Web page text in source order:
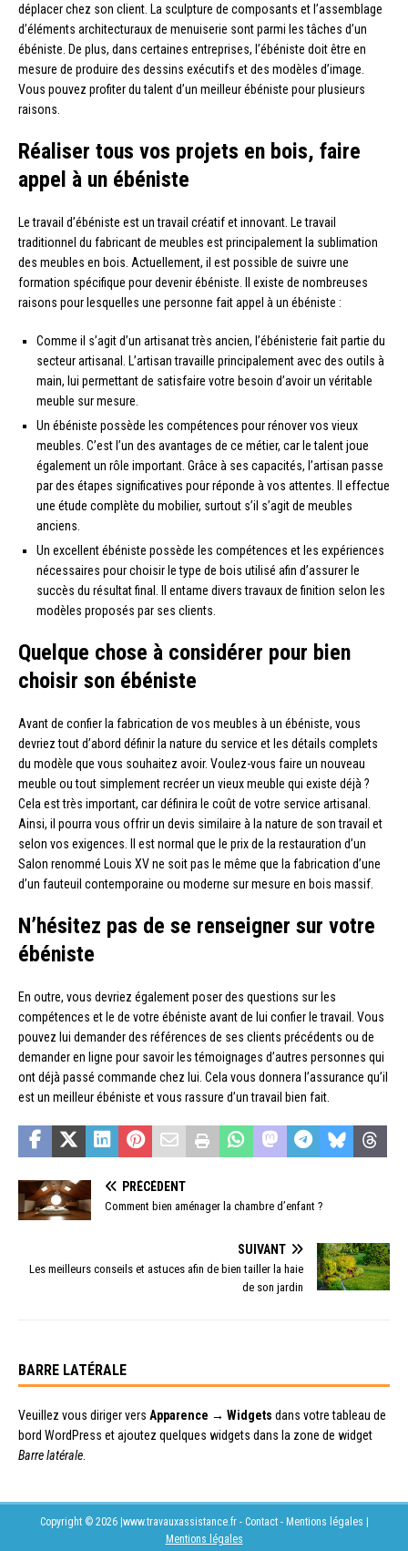
déplacer chez son client. La sculpture de composants et l’assemblage
d’éléments architecturaux de menuiserie sont parmi les tâches d’un
ébéniste. De plus, dans certaines entreprises, l’ébéniste doit être en
mesure de produire des dessins exécutifs et des modèles d’image.
Vous pouvez profiter du talent d’un meilleur ébéniste pour plusieurs
raisons.
Réaliser tous vos projets en bois, faire
appel à un ébéniste
Le travail d’ébéniste est un travail créatif et innovant. Le travail
traditionnel du fabricant de meubles est principalement la sublimation
des meubles en bois. Actuellement, il est possible de suivre une
formation spécifique pour devenir ébéniste. Il existe de nombreuses
raisons pour lesquelles une personne fait appel à un ébéniste :
Comme il s’agit d’un artisanat très ancien, l’ébénisterie fait partie du
secteur artisanal. L’artisan travaille principalement avec des outils à
main, lui permettant de satisfaire votre besoin d’avoir un véritable
meuble sur mesure.
Un ébéniste possède les compétences pour rénover vos vieux
meubles. C’est l’un des avantages de ce métier, car le talent joue
également un rôle important. Grâce à ses capacités, l’artisan passe
par des étapes significatives pour réponde à vos attentes. Il effectue
une étude complète du mobilier, surtout s’il s’agit de meubles
anciens.
Un excellent ébéniste possède les compétences et les expériences
nécessaires pour choisir le type de bois utilisé afin d’assurer le
succès du résultat final. Il entame divers travaux de finition selon les
modèles proposés par ses clients.
Quelque chose à considérer pour bien
choisir son ébéniste
Avant de confier la fabrication de vos meubles à un ébéniste, vous
devriez tout d’abord définir la nature du service et les détails complets
du modèle que vous souhaitez avoir. Voulez-vous faire un nouveau
meuble ou tout simplement recréer un vieux meuble qui existe déjà ?
Cela est très important, car définira le coût de votre service artisanal.
Ainsi, il pourra vous offrir un devis similaire à la nature de son travail et
selon vos exigences. Il est normal que le prix de la restauration d’un
Salon renommé Louis XV ne soit pas le même que la fabrication d’une
d’un fauteuil contemporaine ou moderne sur mesure en bois massif.
N’hésitez pas de se renseigner sur votre
ébéniste
En outre, vous devriez également poser des questions sur les
compétences et le de votre ébéniste avant de lui confier le travail. Vous
pouvez lui demander des références de ses clients précédents ou de
demander en ligne pour savoir les témoignages d’autres personnes qui
ont déjà passé commande chez lui. Cela vous donnera l’assurance qu’il
est un meilleur ébéniste et vous rassure d’un travail bien fait.
PRÉCÉDENT
Comment bien aménager la chambre d’enfant ?
SUIVANT
Les meilleurs conseils et astuces afin de bien tailler la haie
de son jardin
BARRE LATÉRALE
Veuillez vous diriger vers Apparence → Widgets dans votre tableau de
bord WordPress et ajoutez quelques widgets dans la zone de widget
Barre latérale.
Copyright © 2026 |www.travauxassistance.fr - Contact - Mentions légales
Mentions légales